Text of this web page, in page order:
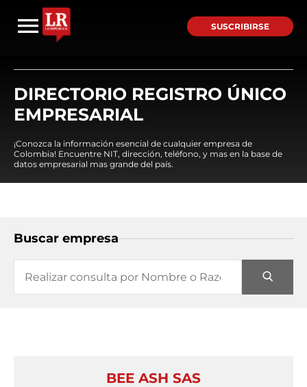
SUSCRIBIRSE
DIRECTORIO REGISTRO ÚNICO
EMPRESARIAL
¡Conozca la información esencial de cualquier empresa de
Colombia! Encuentre NIT, dirección, teléfono, y mas en la base de
datos empresarial mas grande del país.
Buscar empresa
BEE ASH SAS